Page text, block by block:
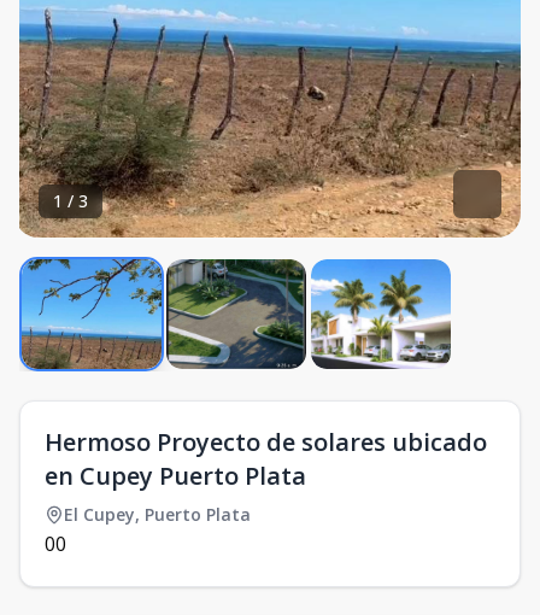
1 / 3
Hermoso Proyecto de solares ubicado
en Cupey Puerto Plata
El Cupey, Puerto Plata
00